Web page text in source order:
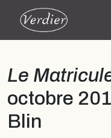
Le
octobre
Blin